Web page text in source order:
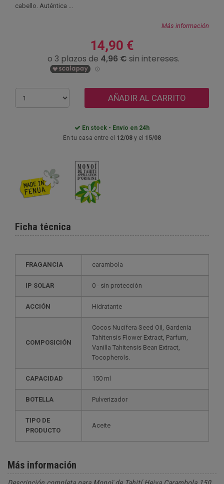
cabello. Auténtica ...
Más información
14,90 €
AÑADIR AL CARRITO
En stock - Envío en 24h
En tu casa entre el 12/08 y el 15/08
Ficha técnica
FRAGANCIA carambola
IP SOLAR 0 - sin protección
ACCIÓN Hidratante
COMPOSICIÓN
Cocos Nucifera Seed Oil, Gardenia
Tahitensis Flower Extract, Parfum,
Vanilla Tahitensis Bean Extract,
Tocopherols.
CAPACIDAD 150 ml
BOTELLA Pulverizador
TIPO DE
PRODUCTO
Aceite
Más información